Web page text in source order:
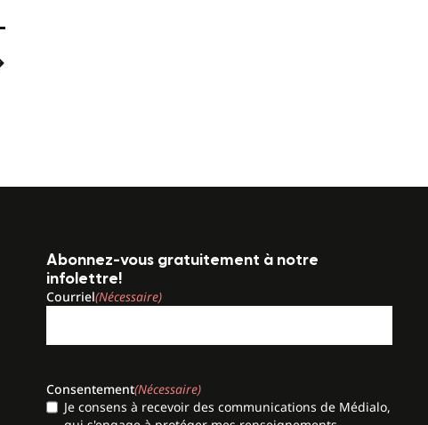
Abonnez-vous gratuitement à notre
infolettre!
Courriel(Nécessaire)
Consentement(Nécessaire)
Je consens à recevoir des communications de Médialo,